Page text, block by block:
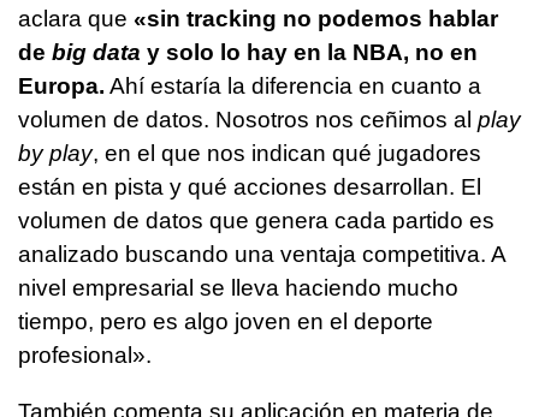
aclara que «sin tracking no podemos hablar
de big data y solo lo hay en la NBA, no en
Europa. Ahí estaría la diferencia en cuanto a
volumen de datos. Nosotros nos ceñimos al play
by play, en el que nos indican qué jugadores
están en pista y qué acciones desarrollan. El
volumen de datos que genera cada partido es
analizado buscando una ventaja competitiva. A
nivel empresarial se lleva haciendo mucho
tiempo, pero es algo joven en el deporte
profesional».
También comenta su aplicación en materia de